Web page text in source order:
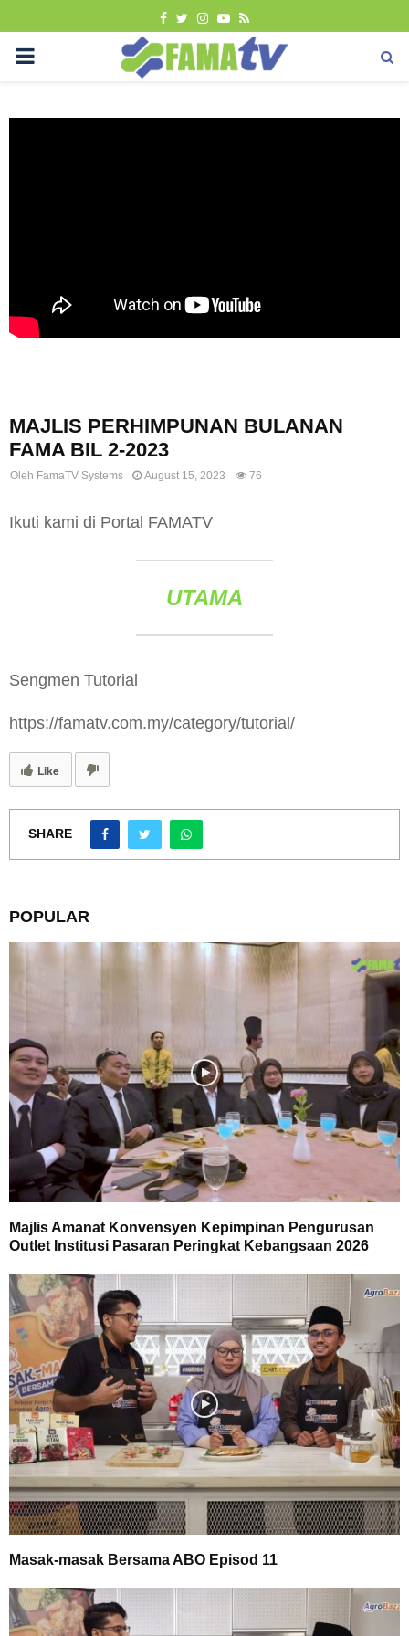
FACEBOOK
TWITTER
INSTAGRAM
YOUTUBE
RSS
PRIMARY
MAJLIS PERHIMPUNAN BULANAN
FAMA BIL 2-2023
Oleh FamaTV Systems August 15, 2023 76
Ikuti kami di Portal FAMATV
UTAMA
Sengmen Tutorial
https://famatv.com.my/category/tutorial/
Like
SHARE
POPULAR
Majlis Amanat Konvensyen Kepimpinan Pengurusan
Outlet Institusi Pasaran Peringkat Kebangsaan 2026
Masak-masak Bersama ABO Episod 11